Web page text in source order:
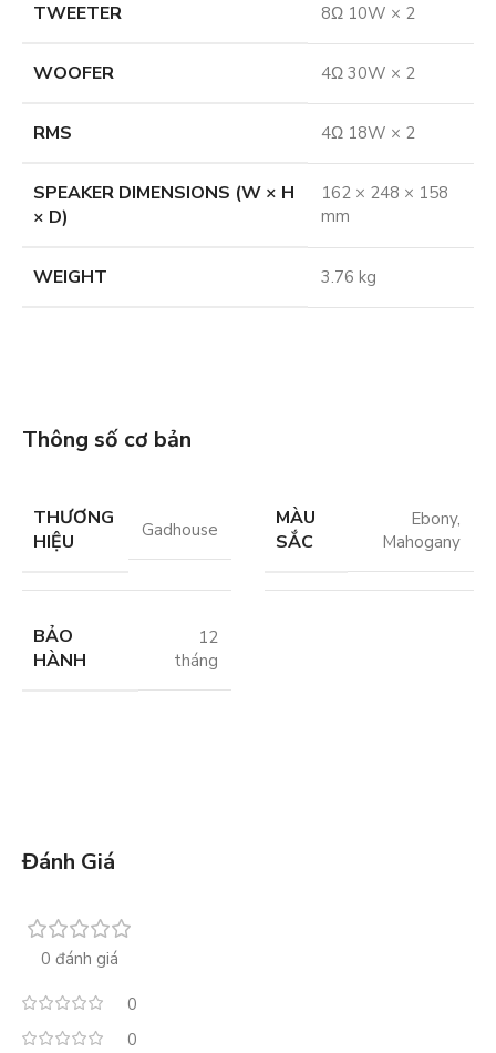
TWEETER 8Ω 10W × 2
WOOFER 4Ω 30W × 2
RMS 4Ω 18W × 2
SPEAKER DIMENSIONS (W × H
× D)
162 × 248 × 158
mm
WEIGHT 3.76 kg
Thông số cơ bản
THƯƠNG
HIỆU
Gadhouse
MÀU
SẮC
Ebony,
Mahogany
BẢO
HÀNH
12
tháng
Đánh Giá
0 đánh giá
0
0